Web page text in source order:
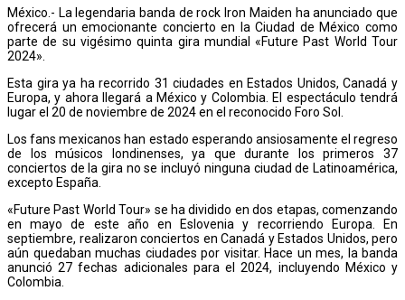
México.- La legendaria banda de rock Iron Maiden ha anunciado que
ofrecerá un emocionante concierto en la Ciudad de México como
parte de su vigésimo quinta gira mundial «Future Past World Tour
2024».
Esta gira ya ha recorrido 31 ciudades en Estados Unidos, Canadá y
Europa, y ahora llegará a México y Colombia. El espectáculo tendrá
lugar el 20 de noviembre de 2024 en el reconocido Foro Sol.
Los fans mexicanos han estado esperando ansiosamente el regreso
de los músicos londinenses, ya que durante los primeros 37
conciertos de la gira no se incluyó ninguna ciudad de Latinoamérica,
excepto España.
«Future Past World Tour» se ha dividido en dos etapas, comenzando
en mayo de este año en Eslovenia y recorriendo Europa. En
septiembre, realizaron conciertos en Canadá y Estados Unidos, pero
aún quedaban muchas ciudades por visitar. Hace un mes, la banda
anunció 27 fechas adicionales para el 2024, incluyendo México y
Colombia.